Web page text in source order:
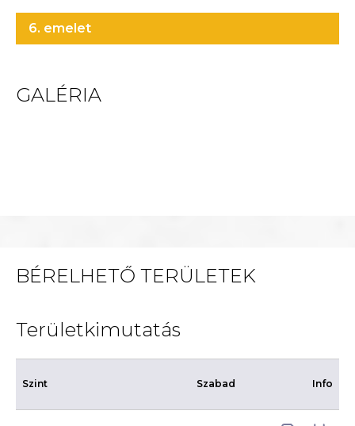
6. emelet
GALÉRIA
BÉRELHETŐ TERÜLETEK
Területkimutatás
Szint Szabad Info